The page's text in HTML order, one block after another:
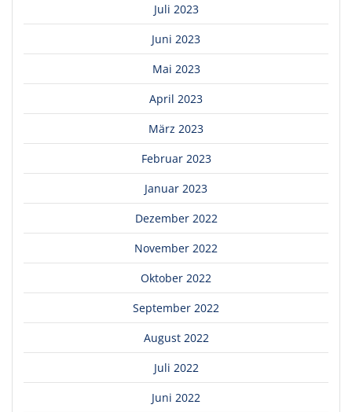
Juli 2023
Juni 2023
Mai 2023
April 2023
März 2023
Februar 2023
Januar 2023
Dezember 2022
November 2022
Oktober 2022
September 2022
August 2022
Juli 2022
Juni 2022